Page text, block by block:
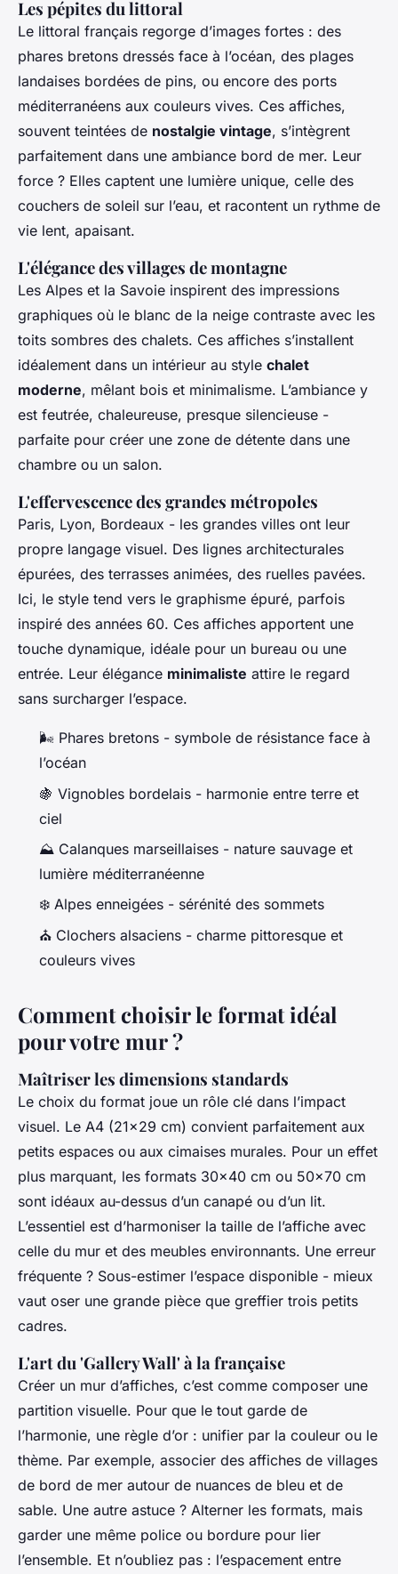
Les pépites du littoral
Le littoral français regorge d’images fortes : des
phares bretons dressés face à l’océan, des plages
landaises bordées de pins, ou encore des ports
méditerranéens aux couleurs vives. Ces affiches,
souvent teintées de nostalgie vintage, s’intègrent
parfaitement dans une ambiance bord de mer. Leur
force ? Elles captent une lumière unique, celle des
couchers de soleil sur l’eau, et racontent un rythme de
vie lent, apaisant.
L'élégance des villages de montagne
Les Alpes et la Savoie inspirent des impressions
graphiques où le blanc de la neige contraste avec les
toits sombres des chalets. Ces affiches s’installent
idéalement dans un intérieur au style chalet
moderne, mêlant bois et minimalisme. L’ambiance y
est feutrée, chaleureuse, presque silencieuse -
parfaite pour créer une zone de détente dans une
chambre ou un salon.
L'effervescence des grandes métropoles
Paris, Lyon, Bordeaux - les grandes villes ont leur
propre langage visuel. Des lignes architecturales
épurées, des terrasses animées, des ruelles pavées.
Ici, le style tend vers le graphisme épuré, parfois
inspiré des années 60. Ces affiches apportent une
touche dynamique, idéale pour un bureau ou une
entrée. Leur élégance minimaliste attire le regard
sans surcharger l’espace.
🌬️ Phares bretons - symbole de résistance face à
l’océan
🍇 Vignobles bordelais - harmonie entre terre et
ciel
⛰️ Calanques marseillaises - nature sauvage et
lumière méditerranéenne
❄️ Alpes enneigées - sérénité des sommets
⛪ Clochers alsaciens - charme pittoresque et
couleurs vives
Comment choisir le format idéal
pour votre mur ?
Maîtriser les dimensions standards
Le choix du format joue un rôle clé dans l’impact
visuel. Le A4 (21x29 cm) convient parfaitement aux
petits espaces ou aux cimaises murales. Pour un effet
plus marquant, les formats 30x40 cm ou 50x70 cm
sont idéaux au-dessus d’un canapé ou d’un lit.
L’essentiel est d’harmoniser la taille de l’affiche avec
celle du mur et des meubles environnants. Une erreur
fréquente ? Sous-estimer l’espace disponible - mieux
vaut oser une grande pièce que greffier trois petits
cadres.
L'art du 'Gallery Wall' à la française
Créer un mur d’affiches, c’est comme composer une
partition visuelle. Pour que le tout garde de
l’harmonie, une règle d’or : unifier par la couleur ou le
thème. Par exemple, associer des affiches de villages
de bord de mer autour de nuances de bleu et de
sable. Une autre astuce ? Alterner les formats, mais
garder une même police ou bordure pour lier
l’ensemble. Et n’oubliez pas : l’espacement entre